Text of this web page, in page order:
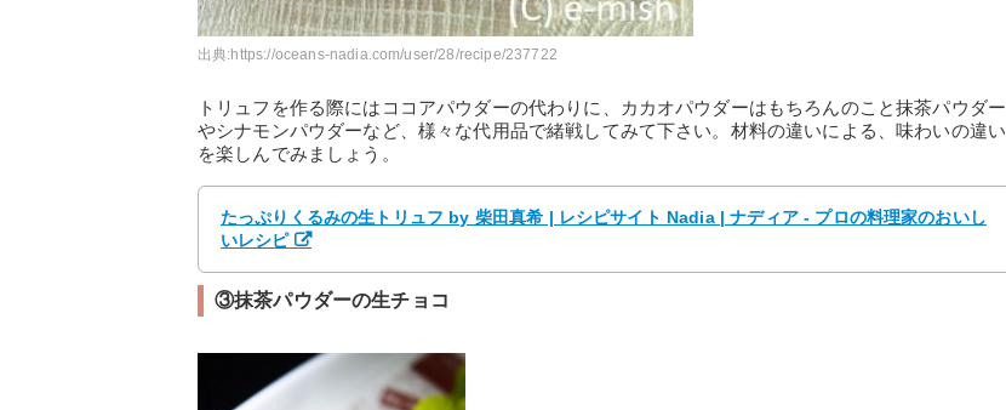
出典:https://oceans-nadia.com/user/28/recipe/237722
トリュフを作る際にはココアパウダーの代わりに、カカオパウダーはもちろんのこと抹茶パウダー
やシナモンパウダーなど、様々な代用品で緒戦してみて下さい。材料の違いによる、味わいの違い
を楽しんでみましょう。
たっぷりくるみの生トリュフ by 柴田真希 | レシピサイト Nadia | ナディア - プロの料理家のおいし
いレシピ
③抹茶パウダーの生チョコ